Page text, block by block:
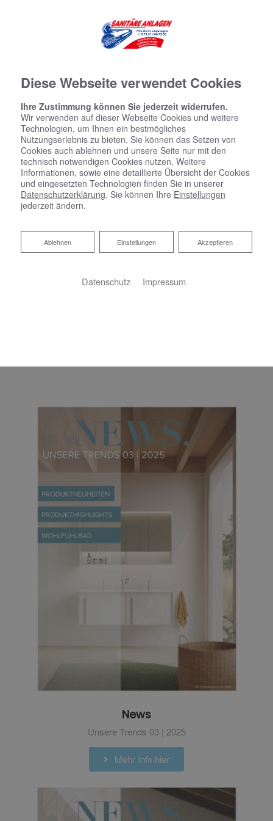
News
Unsere Trends 03 | 2025
Mehr Info hier
Diese Webseite verwendet Cookies
Ihre Zustimmung können Sie jederzeit widerrufen.
Wir verwenden auf dieser Webseite Cookies und weitere
Technologien, um Ihnen ein bestmögliches
Nutzungserlebnis zu bieten. Sie können das Setzen von
Cookies auch ablehnen und unsere Seite nur mit den
technisch notwendigen Cookies nutzen. Weitere
Informationen, sowie eine detaillierte Übersicht der Cookies
und eingesetzten Technologien finden Sie in unserer
Datenschutzerklärung. Sie können Ihre Einstellungen
jederzeit ändern.
Akzeptieren
Einstellungen
Ablehnen
Ablehnen
Datenschutz Impressum